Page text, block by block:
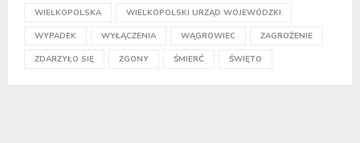
WIELKOPOLSKA WIELKOPOLSKI URZĄD WOJEWÓDZKI
WYPADEK WYŁĄCZENIA WĄGROWIEC ZAGROŻENIE
ZDARZYŁO SIĘ ZGONY ŚMIERĆ ŚWIĘTO